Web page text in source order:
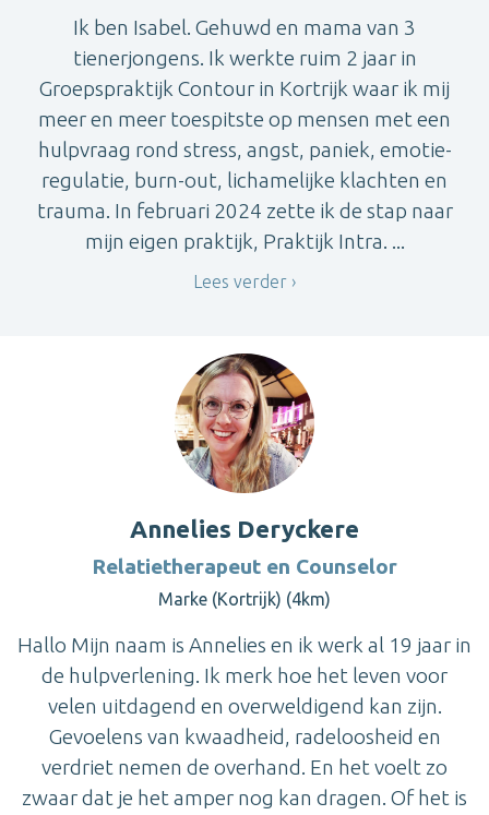
Ik ben Isabel. Gehuwd en mama van 3
tienerjongens. Ik werkte ruim 2 jaar in
Groepspraktijk Contour in Kortrijk waar ik mij
meer en meer toespitste op mensen met een
hulpvraag rond stress, angst, paniek, emotie-
regulatie, burn-out, lichamelijke klachten en
trauma. In februari 2024 zette ik de stap naar
mijn eigen praktijk, Praktijk Intra. ...
Lees verder
Annelies Deryckere
Relatietherapeut en Counselor
Marke (Kortrijk) (4km)
Hallo Mijn naam is Annelies en ik werk al 19 jaar in
de hulpverlening. Ik merk hoe het leven voor
velen uitdagend en overweldigend kan zijn.
Gevoelens van kwaadheid, radeloosheid en
verdriet nemen de overhand. En het voelt zo
zwaar dat je het amper nog kan dragen. Of het is